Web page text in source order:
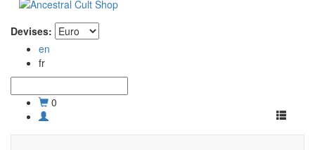
Devises:
en
fr
0
Toggle